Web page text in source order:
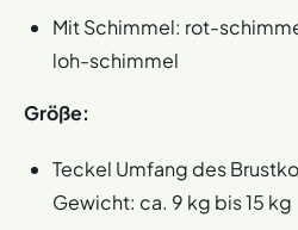
Mit Schimmel: rot-
loh-schimmel
Größe:
Teckel Umfang des
Gewicht: ca. 9 kg bis 15 kg